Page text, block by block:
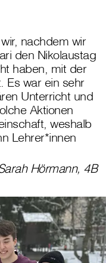
nachdem wir
den Nikolaustag
haben, mit der
Es war ein sehr
Unterricht und
Aktionen
weshalb
Lehrer*innen
Hörmann, 4B